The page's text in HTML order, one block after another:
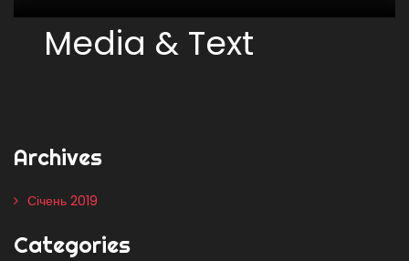
Media & Text
Archives
Січень 2019
Categories